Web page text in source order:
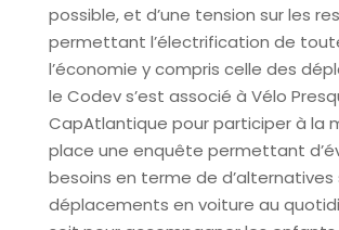
possible, et d’une tension sur les
permettant l’électrification de
l’économie y compris celle des
le Codev s’est associé à Vélo
CapAtlantique pour participer à la
place une enquête permettant
besoins en terme de d’alternatives
déplacements en voiture au